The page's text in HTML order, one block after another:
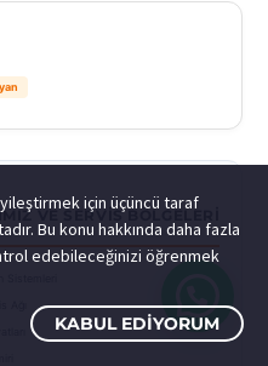
VE SERVIS BÖLGELERI
için üçüncü taraf
Bu konu hakkında daha fazla
edebileceğinizi öğrenmek
KABUL EDIYORUM